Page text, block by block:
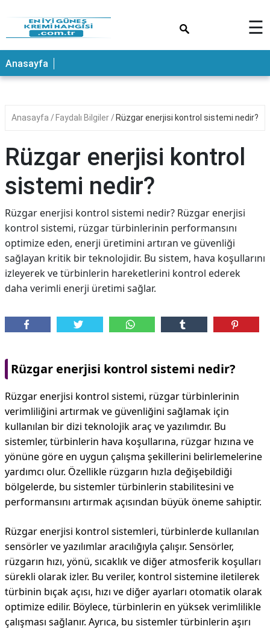
ANASAYFA
☰
Anasayfa
Anasayfa Faydalı Bilgiler Rüzgar enerjisi kontrol sistemi nedir?
Rüzgar enerjisi kontrol
sistemi nedir?
Rüzgar enerjisi kontrol sistemi nedir? Rüzgar enerjisi
kontrol sistemi, rüzgar türbinlerinin performansını
optimize eden, enerji üretimini artıran ve güvenliği
sağlayan kritik bir teknolojidir. Bu sistem, hava koşullarını
izleyerek ve türbinlerin hareketlerini kontrol ederek
daha verimli enerji üretimi sağlar.
Rüzgar enerjisi kontrol sistemi nedir?
Rüzgar enerjisi kontrol sistemi, rüzgar türbinlerinin
verimliliğini artırmak ve güvenliğini sağlamak için
kullanılan bir dizi teknolojik araç ve yazılımdır. Bu
sistemler, türbinlerin hava koşullarına, rüzgar hızına ve
yönüne göre en uygun çalışma şekillerini belirlemelerine
yardımcı olur. Özellikle rüzgarın hızla değişebildiği
bölgelerde, bu sistemler türbinlerin stabilitesini ve
performansını artırmak açısından büyük öneme sahiptir.
Rüzgar enerjisi kontrol sistemleri, türbinlerde kullanılan
sensörler ve yazılımlar aracılığıyla çalışır. Sensörler,
rüzgarın hızı, yönü, sıcaklık ve diğer atmosferik koşulları
sürekli olarak izler. Bu veriler, kontrol sistemine iletilerek
türbinin bıçak açısı, hızı ve diğer ayarları otomatik olarak
optimize edilir. Böylece, türbinlerin en yüksek verimlilikle
çalışması sağlanır. Ayrıca, bu sistemler türbinlerin aşırı